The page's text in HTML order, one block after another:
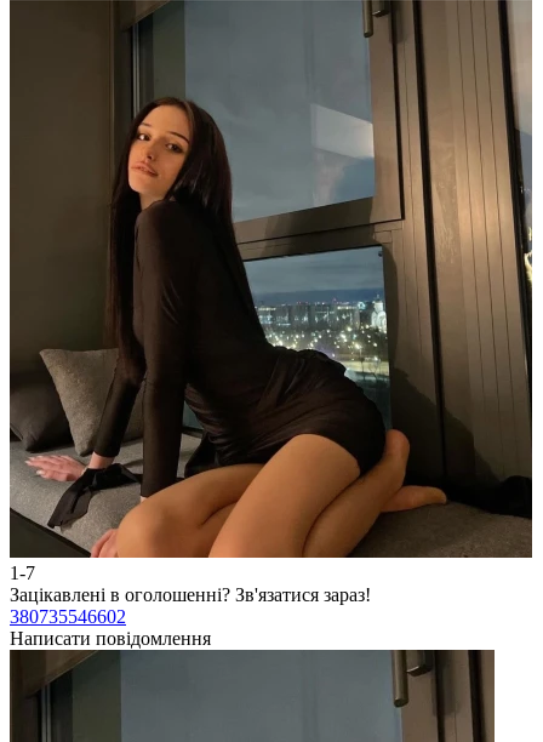
1-7
Зацікавлені в оголошенні? Зв'язатися зараз!
380735546602
Написати повідомлення